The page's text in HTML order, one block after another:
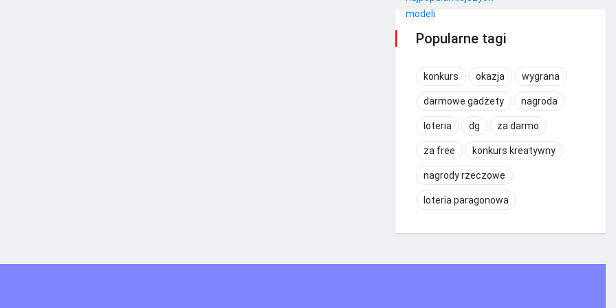
Popularne tagi
konkurs okazja wygrana
darmowe gadżety nagroda
loteria dg za darmo
za free konkurs kreatywny
nagrody rzeczowe
loteria paragonowa